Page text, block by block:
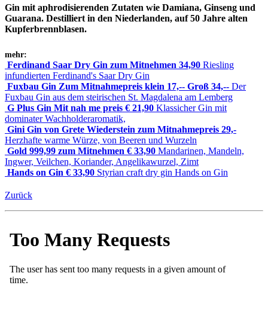
Gin mit aphrodisierenden Zutaten wie Damiana, Ginseng und
Guarana. Destilliert in den Niederlanden, auf 50 Jahre alten
Kupferbrennblasen.
mehr:
Ferdinand Saar Dry Gin zum Mitnehmen 34,90 Riesling
infundierten Ferdinand's Saar Dry Gin
Fuxbau Gin Zum Mitnahmepreis klein 17,-- Groß 34,-- Der
Fuxbau Gin aus dem steirischen St. Magdalena am Lemberg
G Plus Gin Mit ­nah ­me ­preis € 21,90 Klassicher Gin mit
dominater Wachholderaromatik,
Gini Gin von Grete Wiederstein zum Mitnahmepreis 29,-
Herzhafte warme Würze, von Beeren und Wurzeln
Gold 999,99 zum Mitnehmen € 33,90 Mandarinen, Mandeln,
Ingwer, Veilchen, Koriander, Angelikawurzel, Zimt
Hands on Gin € 33,90 Styrian craft dry gin Hands on Gin
Zurück